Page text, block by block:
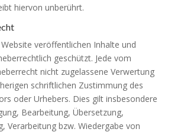
hiervon unberührt.
veröffentlichen Inhalte und
geschützt. Jede vom
nicht zugelassene Verwertung
schriftlichen Zustimmung des
oder Urhebers. Dies gilt insbesondere
Bearbeitung, Übersetzung,
Verarbeitung bzw. Wiedergabe von